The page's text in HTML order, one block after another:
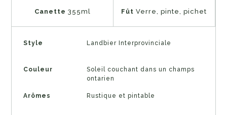
Canette 355ml FûtVerre, pinte, pichet
Style Landbier Interprovinciale
Couleur
Soleil couchant dans un champs
ontarien
Arômes Rustique et pintable